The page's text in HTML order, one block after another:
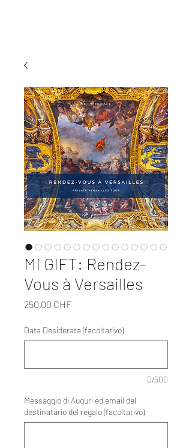
MI GIFT: Rendez-
Vous à Versailles
250,00 CHFPrezzo
Data Desiderata (facoltativo)
0/500
Messaggio di Auguri ed email del
destinatario del regalo (facoltativo)